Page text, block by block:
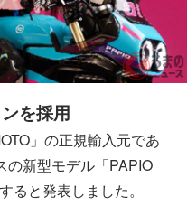
を採用
」の正規輸入元であ
の新型モデル「PAPIO
ると発表しました。